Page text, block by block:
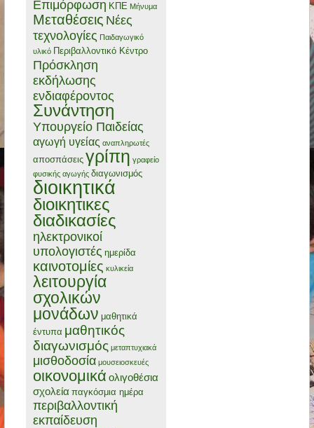
Επιμόρφωση ΚΠΕ Μήνυμα
Μεταθέσεις Νέες
τεχνολογίες Παιδαγωγικό
υλικό Περιβαλλοντικό Κέντρο
Πρόσκληση
εκδήλωσης
ενδιαφέροντος
Συνάντηση
Υπουργείο Παιδείας
αγωγή υγείας αναπληρωτές
αποσπάσεις γρίπη γραφείο
φυσικής αγωγής διαγωνισμός
διοικητικά
διοικητικες
διαδικασίες
ηλεκτρονικοί
υπολογιστές ημερίδα
καινοτομίες κυλικεία
λειτουργία
σχολικών
μονάδων μαθητικά
έντυπα μαθητικός
διαγωνισμός μεταπτυχιακά
μισθοδοσία μουσειοσκευές
οικονομικά ολιγοθέσια
σχολεία παγκόσμια ημέρα
περιβαλλοντική
εκπαίδευση